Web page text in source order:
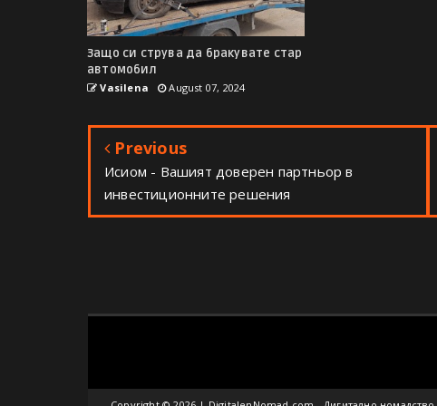
Защо си струва да бракувате стар
автомобил
Vasilena August 07, 2024
Previous
Исиом - Вашият доверен партньор в
инвестиционните решения